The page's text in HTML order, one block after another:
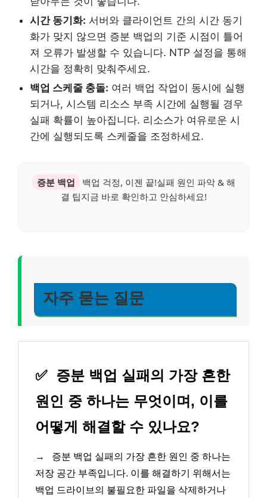
시간 동기화: 서버와 클라이언트 간의 시간 동기
화가 맞지 않으면 증분 백업의 기준 시점이 틀어
져 오류가 발생할 수 있습니다. NTP 설정을 통해
시간을 정확히 맞춰주세요.
백업 스케줄 충돌: 여러 백업 작업이 동시에 실행
되거나, 시스템 리소스 부족 시간에 실행될 경우
실패 확률이 높아집니다. 리소스가 여유로운 시
간에 실행되도록 스케줄을 조정하세요.
증분 백업
백업 걱정, 이젠 끝!실패 원인 파악 & 해
결 팁지금 바로 확인하고 안심하세요!
자주 묻는 질문
✅ 증분 백업 실패의 가장 흔한
원인 중 하나는 무엇이며, 이를
어떻게 해결할 수 있나요?
→
증분 백업 실패의 가장 흔한 원인 중 하나는
저장 공간 부족입니다. 이를 해결하기 위해서는
백업 드라이브의 불필요한 파일을 삭제하거나